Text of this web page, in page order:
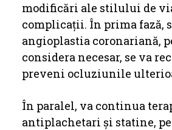
modificări ale stilului de
complicații. În prima fază,
angioplastia coronariană,
considera necesar, se va
preveni ocluziunile
În paralel, va continua
antiplachetari și statine,